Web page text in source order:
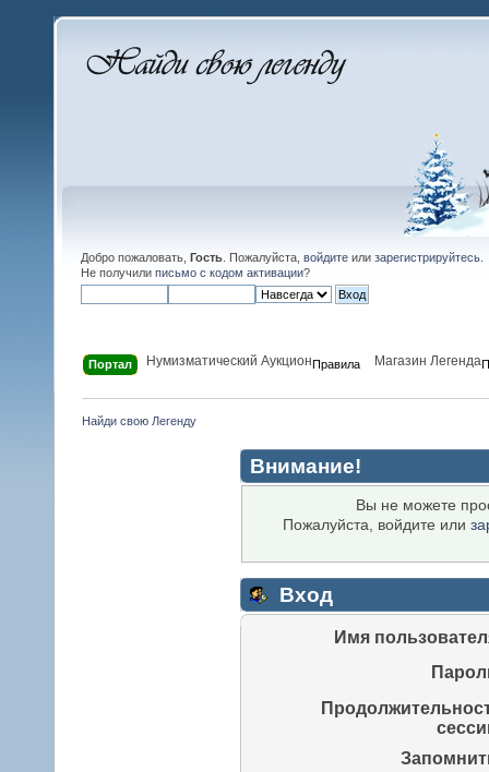
Добро пожаловать, Гость . Пожалуйста, войдите или зарегистрируйтесь
Не получили письмо с кодом активации?
Портал Нумизматический АукционПравила Магазин Легенда
Найди свою Легенду
Внимание!
Вы не можете
Пожалуйста, войдите или
Вход
Имя